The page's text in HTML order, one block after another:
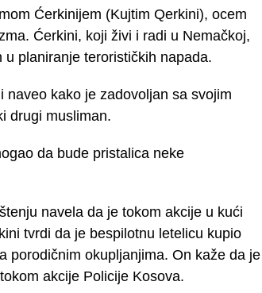
Ćerkinijem (Kujtim Qerkini), ocem
Ćerkini, koji živi i radi u Nemačkoj,
planiranje terorističkih napada.
naveo kako je zadovoljan sa svojim
drugi musliman.
da bude pristalica neke
navela da je tokom akcije u kući
tvrdi da je bespilotnu letelicu kupio
porodičnim okupljanjima. On kaže da je
akcije Policije Kosova.